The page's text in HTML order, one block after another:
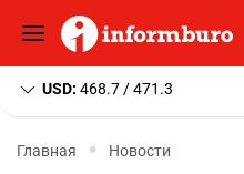
USD: 468.7 / 471.3
Главная Новости